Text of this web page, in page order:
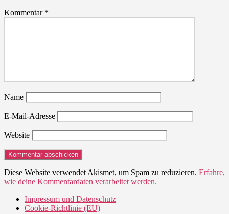
Kommentar *
Name
E-Mail-Adresse
Website
Diese Website verwendet Akismet, um Spam zu reduzieren. Erfahre,
wie deine Kommentardaten verarbeitet werden.
Impressum und Datenschutz
Cookie-Richtlinie (EU)